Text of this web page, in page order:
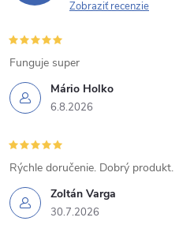
Zobraziť recenzie
Mário Holko
6.8.2026
Funguje super
Zoltán Varga
30.7.2026
Rýchle doručenie. Dobrý produkt.